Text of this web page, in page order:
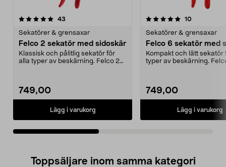
43
Sekatörer & grensaxar
Felco 2 sekatör med sidoskär
Klassisk och pålitlig sekatör för
alla typer av beskärning. Felco 2
749,00
Lägg i varukorg
5.0av 5 stjärnor 10recensioner
Sekatörer & grensaxar
Felco 6 sekatör med
Kompakt och lätt sekatör
typer av beskärning.
749,00
Lägg i varukorg
5.0av 5 stjärnor
Toppsäljare inom samma kategori